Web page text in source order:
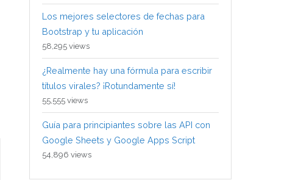
Los mejores selectores de fechas para
Bootstrap y tu aplicación
58,295 views
¿Realmente hay una fórmula para escribir
títulos virales? ¡Rotundamente sí!
55,555 views
Guía para principiantes sobre las API con
Google Sheets y Google Apps Script
54,896 views